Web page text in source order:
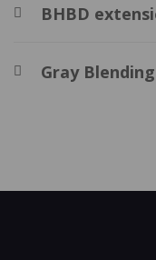
BHBD
Gray Blending